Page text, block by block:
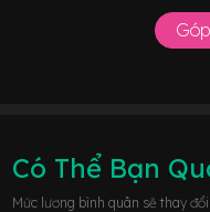
Có Thể Bạn
Mức lương bình quân sẽ thay